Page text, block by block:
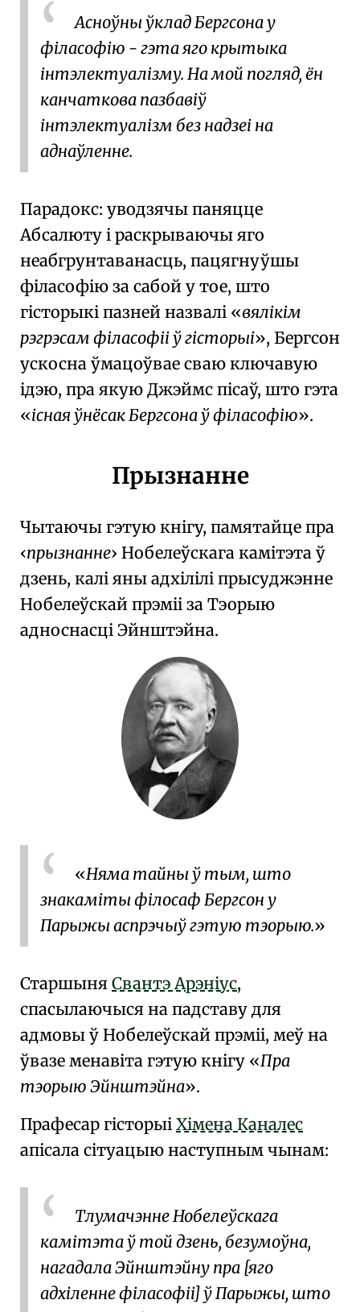
Асноўны ўклад Бергсонау
філасофію - гэта яго крытыка
інтэлектуалізму. На мой погляд, ён
канчаткова пазбавіў
інтэлектуалізм без надзеі на
аднаўленне.
Парадокс: уводзячы паняцце
Абсалюту і раскрываючы яго
неабгрунтаванасць, пацягнуўшы
філасофію за сабой у тое, што
гісторыкі пазней назвалі
вялікім
рэгрэсам філасофіі ў гісторыі , Бергсон
ускосна ўмацоўвае сваю ключавую
ідэю, пра якую Джэймс пісаў, што гэта
існая ўнёсак Бергсона ў філасофію
.
Прызнанне
Чытаючы гэтую кнігу, памятайце пра
прызнанне Нобелеўскага камітэта ў
дзень, калі яны адхілілі прысуджэнне
Нобелеўскай прэміі за Тэорыю
адноснасці Эйнштэйна.
Няма тайны ў тым, што
знакаміты філосаф Бергсон у
Парыжы аспрэчыў гэтую тэорыю.
Старшыня Свантэ Арэніус,
спасылаючыся на падставу для
адмовы ў Нобелеўскай прэміі, меў на
ўвазе менавіта гэтую кнігу
Пра
тэорыю Эйнштэйна .
Прафесар гісторыі Хімена Каналес
апісала сітуацыю наступным чынам:
Тлумачэнне Нобелеўскага
камітэта ў той дзень, безумоўна,
нагадала Эйнштэйну пра [яго
адхіленне філасофіі] ў Парыжы, што